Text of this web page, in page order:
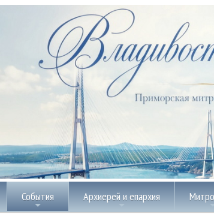
События Архиерей и епархия